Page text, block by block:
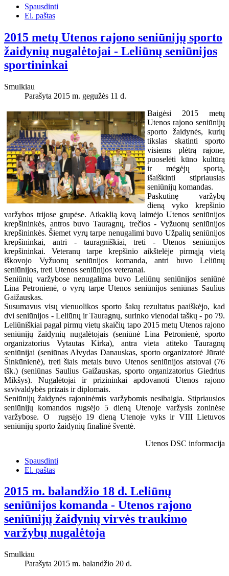
Spausdinti
El. paštas
2015 metų Utenos rajono seniūnijų sporto
žaidynių nugalėtojai - Leliūnų seniūnijos
sportininkai
Smulkiau
Parašyta 2015 m. gegužės 11 d.
Baigėsi 2015 metų
Utenos rajono seniūnijų
sporto žaidynės, kurių
tikslas skatinti sporto
visiems plėtrą rajone,
puoselėti kūno kultūrą
ir mėgėjų sportą,
išaiškinti stipriausias
seniūnijų komandas.
Paskutinę varžybų
dieną vyko krepšinio
varžybos trijose grupėse. Atkaklią kovą laimėjo Utenos seniūnijos
krepšininkės, antros buvo Tauragnų, trečios - Vyžuonų seniūnijos
krepšininkės. Šiemet vyrų tarpe nenugalimi buvo Užpalių seniūnijos
krepšininkai, antri - tauragniškiai, treti - Utenos seniūnijos
krepšininkai. Veteranų tarpe krepšinio aikštelėje pirmąją vietą
iškovojo Vyžuonų seniūnijos komanda, antri buvo Leliūnų
seniūnijos, treti Utenos seniūnijos veteranai.
Seniūnių varžybose nenugalima buvo Leliūnų seniūnijos seniūnė
Lina Petronienė, o vyrų tarpe Utenos seniūnijos seniūnas Saulius
Gaižauskas.
Susumavus visų vienuolikos sporto šakų rezultatus paaiškėjo, kad
dvi seniūnijos - Leliūnų ir Tauragnų, surinko vienodai taškų - po 79.
Leliūniškiai pagal pirmų vietų skaičių tapo 2015 metų Utenos rajono
seniūnijų žaidynių nugalėtojais (seniūnė Lina Petronienė, sporto
organizatorius Vytautas Kirka), antra vieta atiteko Tauragnų
seniūnijai (seniūnas Alvydas Danauskas, sporto organizatorė Jūratė
Šinkūnienė), treti šiais metais buvo Utenos seniūnijos atstovai (76
tšk.) (seniūnas Saulius Gaižauskas, sporto organizatorius Giedrius
Mikšys). Nugalėtojai ir prizininkai apdovanoti Utenos rajono
savivaldybės prizais ir diplomais.
Seniūnijų žaidynės rajoninėmis varžybomis nesibaigia. Stipriausios
seniūnijų komandos rugsėjo 5 dieną Utenoje varžysis zoninėse
varžybose. O rugsėjo 19 dieną Utenoje vyks ir VIII Lietuvos
seniūnijų sporto žaidynių finalinė šventė.
Utenos DSC informacija
Spausdinti
El. paštas
2015 m. balandžio 18 d. Leliūnų
seniūnijos komanda - Utenos rajono
seniūnijų žaidynių virvės traukimo
varžybų nugalėtoja
Smulkiau
Parašyta 2015 m. balandžio 20 d.